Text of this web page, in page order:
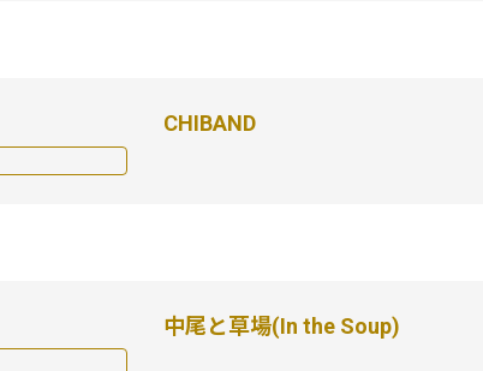
CHIBAND
中尾と草場(In the Soup)